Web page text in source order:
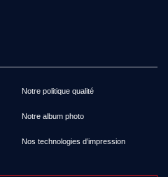
Notre politique qualité
Notre album photo
Nos technologies d’impression